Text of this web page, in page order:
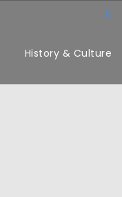
History & Culture